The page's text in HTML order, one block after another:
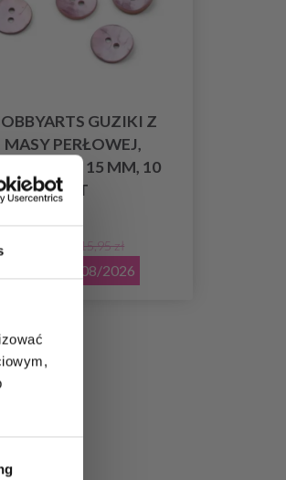
GUZIKI Z
MASY PERŁOWEJ,
15 MM, 10
SZT
15,95 zł
Okazja 31/08/2026